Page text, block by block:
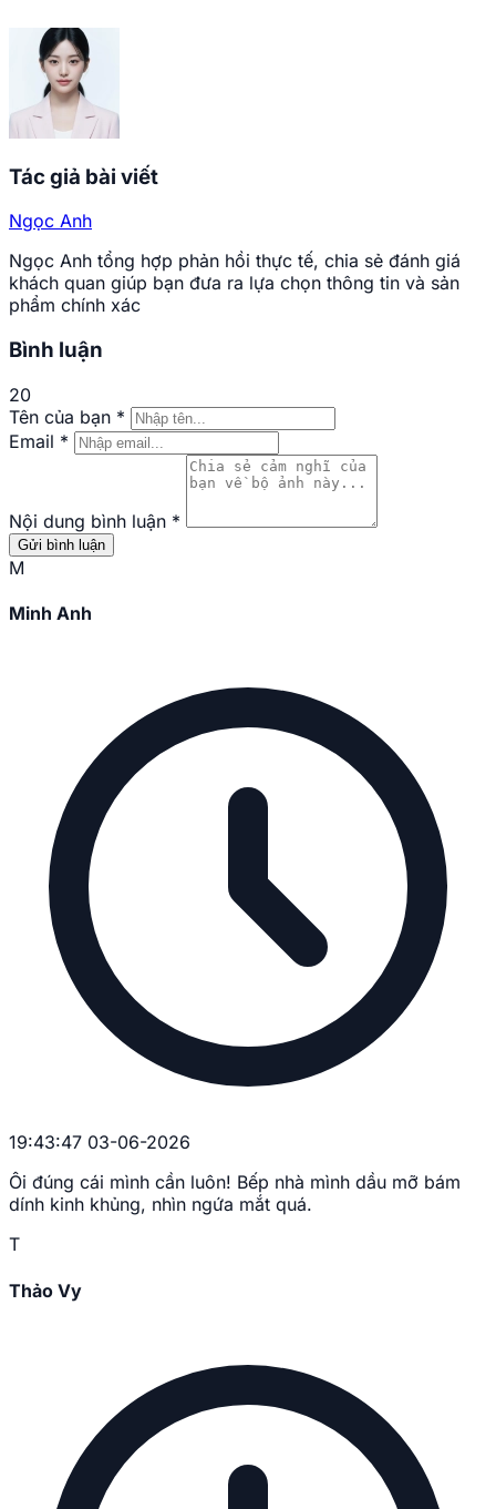
Tác giả bài viết
Ngọc Anh
Ngọc Anh tổng hợp phản hồi thực tế, chia sẻ đánh giá
khách quan giúp bạn đưa ra lựa chọn thông tin và sản
phẩm chính xác
Bình luận
20
Tên của bạn *
Email *
Nội dung bình luận *
Gửi bình luận
M
Minh Anh
19:43:47 03-06-2026
Ôi đúng cái mình cần luôn! Bếp nhà mình dầu mỡ bám
dính kinh khủng, nhìn ngứa mắt quá.
T
Thảo Vy